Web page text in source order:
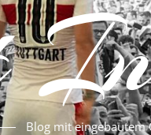
Blog mit